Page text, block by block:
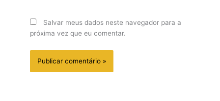
Salvar meus dados neste navegador para a
próxima vez que eu comentar.